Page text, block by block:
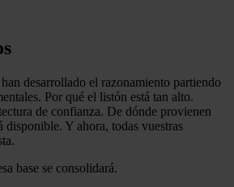
desarrollado el razonamiento partiendo
Por qué el listón está tan alto.
de confianza. De dónde provienen
disponible. Y ahora, todas vuestras
base se consolidará.